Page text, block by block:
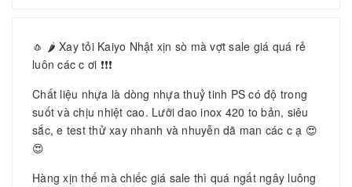
🧄 🌶️ Xay tỏi Kaiyo Nhật xịn sò mà vợt sale giá quá rẻ
luôn các c ơi ❗️❗️❗️
Chất liệu nhựa là dòng nhựa thuỷ tinh PS có độ trong
suốt và chịu nhiệt cao. Lưỡi dao inox 420 to bản, siêu
sắc, e test thử xay nhanh và nhuyễn dã man các c ạ 😍
😍
Hàng xịn thế mà chiếc giá sale thì quá ngất ngây luông